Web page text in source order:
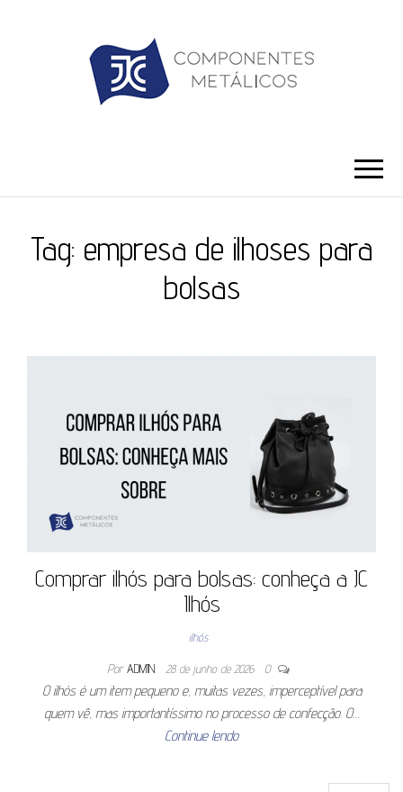
Tag: empresa de ilhoses para
bolsas
Comprar ilhós para bolsas: conheça a JC
Ilhós
ilhós
Por ADMIN 28 de junho de 2026 0
O ilhós é um item pequeno e, muitas vezes, imperceptível para
quem vê, mas importantíssimo no processo de confecção. O…
Continue lendo